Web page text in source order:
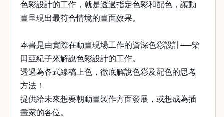
色彩設計的工作，就是透過指定色彩和配色，讓動
畫呈現出最符合情境的畫面效果。
本書是由實際在動畫現場工作的資深色彩設計──柴
田亞紀子來解說色彩設計的工作。
透過為各式線稿上色，徹底解說色彩及配色的思考
方法！
提供給未來想要朝動畫製作方面發展，或想成為插
畫家的各位。